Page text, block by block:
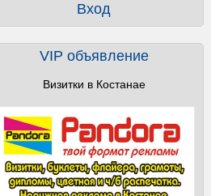
Вход
VIP объявление
Визитки в Костанае